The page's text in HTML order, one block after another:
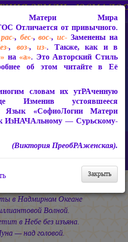
Матери Мира
Лицо Истины
Океане...»
в Надмирном Океане
Волной.
в Небе без изъяна.
— над головой.
Матери Мира
Отличается от привычного.
рас-, бес-,вос-,ис- Заменены на
, воз-,из-. Также, как и в
на «а». Это Авторский Стиль
об этом читайте в Её
словам их утРАченную
Изменив устоявшееся
Язык «СофиоЛогии Матери
ИзНАЧАльному — Сурьскому-
(Виктория ПреобРАженская).
Закрыть